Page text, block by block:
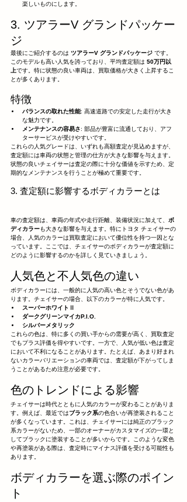
楽しいものにします。
3. ツアラーV グランドパッケー
ジ
最後にご紹介するのは ツアラーV グランドパッケージ です。
このモデルも高い人気を誇っており、平均査定額は 50万円以
上です。特に状態の良い車両は、買取価格が大きく上昇するこ
とが多くあります。
特徴
バランスの取れた性能: 高速道路での安定した走行が大き
な魅力です。
メンテナンスの容易さ: 部品が豊富に流通しており、アフ
ターサービスが受けやすいです。
これらの人気グレードは、いずれも高額査定が見込めますが、
査定額には車両の状態と管理の仕方が大きな影響を与えます。
状態の良いチェイサーは査定の際に十分な価値を示すため、定
期的なメンテナンスを行うことが極めて重要です。
3. 査定額に影響するボディカラーとは
車の査定額は、車両の年式や走行距離、装備状況に加えて、 ボ
ディカラーも大きな影響を与えます。特にトヨタ チェイサーの
場合、人気のカラーは買取査定において優位性を持つ一因とな
っています。ここでは、チェイサーのボディカラーが査定額に
どのように影響するのかを詳しく見ていきましょう。
人気色と不人気色の違い
ボディカラーには、一般的に人気の高い色とそうでない色があ
ります。チェイサーの場合、以下のカラーが特に人気です。
スーパーホワイトⅡ
ダークグリーンマイカP.I.O.
シルバーメタリック
これらの色は、特に多くの買い手からの需要が高く、買取査定
でもプラス評価を得やすいです。一方で、人気が低い色は査定
において不利になることがあります。たとえば、あまり好まれ
ないカラーバリエーションの車両では、査定額が下がってしま
うことがあるため注意が必要です。
色のトレンドによる影響
チェイサーは時代とともに人気のカラーが変わることがありま
す。例えば、最近ではブラック系の色合いが再塗装されること
が多くなっています。これは、チェイサーには純正のブラック
系カラーがないため、一部のオーナーがカスタマイズの一環と
してブラックに塗装することが多いからです。このような変色
や再塗装がある際は、査定時にマイナス評価を受ける可能性も
あります。
ボディカラーを選ぶ際のポイン
ト